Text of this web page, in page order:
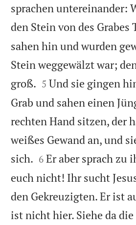
sprachen untereinander:
den Stein von des Grabes
sahen hin und wurden
Stein weggewälzt war;
groß. 

5 Und sie gingen
Grab und sahen einen
rechten Hand sitzen, der
weißes Gewand an, und
sich. 

6 Er aber sprach zu
euch nicht! Ihr sucht
den Gekreuzigten. Er ist
ist nicht hier. Siehe da